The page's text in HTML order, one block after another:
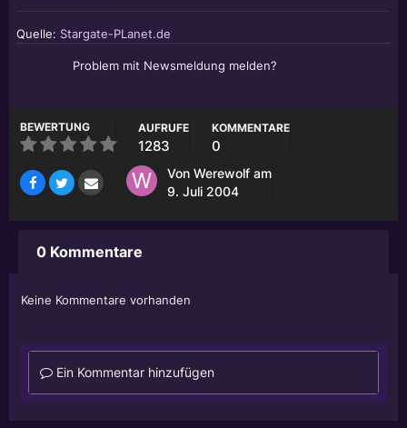
Quelle: Stargate-PLanet.de
Problem mit Newsmeldung melden?
BEWERTUNG AUFRUFE
1283
KOMMENTARE
0
Von Werewolf am
9. Juli 2004
0 Kommentare
Keine Kommentare vorhanden
Ein Kommentar hinzufügen